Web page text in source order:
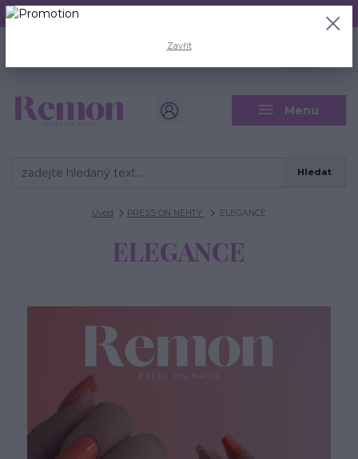
Aktuální doba odeslání je 3 - 5 pracovních dní.
Menu
CZK
Hledat
Úvod PRESS ON NEHTY ELEGANCE
ELEGANCE
Zavřít